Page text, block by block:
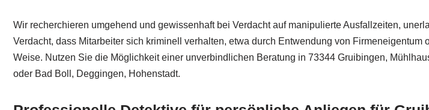
Wir recherchieren umgehend und gewissenhaft bei Verdacht auf manipulierte Ausfallzeiten,
Verdacht, dass Mitarbeiter sich kriminell verhalten, etwa durch Entwendung von
Weise. Nutzen Sie die Möglichkeit einer unverbindlichen Beratung in 73344 Gruibingen,
oder Bad Boll, Deggingen, Hohenstadt.